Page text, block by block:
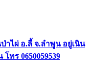
าไผ่ อ.ลี้ จ.ลำพูน อยู่เนิน
ทร 0650059539